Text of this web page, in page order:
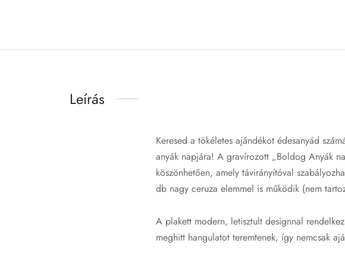
Leírás
Keresed a tökéletes ajándékot édesanyád
anyák napjára! A gravírozott „Boldog Anyák
köszönhetően, amely távirányítóval
db nagy ceruza elemmel is működik (nem
A plakett modern, letisztult designnal
meghitt hangulatot teremtenek, így nemcsak